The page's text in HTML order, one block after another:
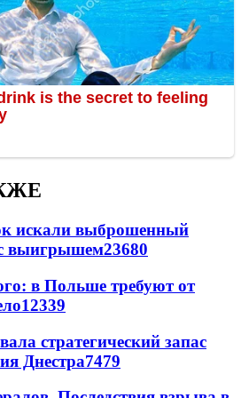
искали выброшенный
выигрышем23680
в Польше требуют от
12339
стратегический запас
Днестра7479